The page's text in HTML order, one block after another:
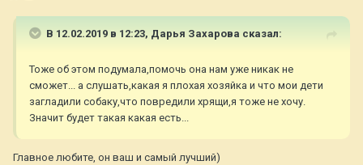
В 12.02.2019 в 12:23, Дарья Захарова сказал:
Тоже об этом подумала,помочь она нам уже никак не
сможет... а слушать,какая я плохая хозяйка и что мои дети
загладили собаку,что повредили хрящи,я тоже не хочу.
Значит будет такая какая есть...
Главное любите, он ваш и самый лучший)